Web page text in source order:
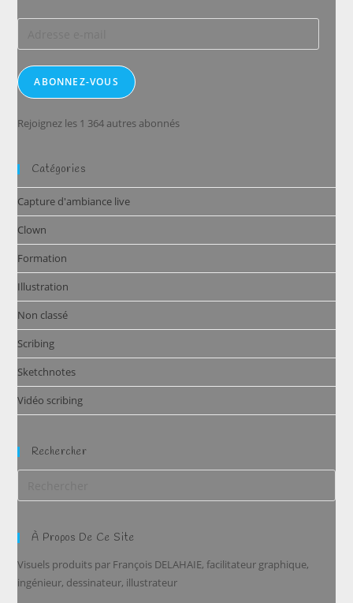
e-
mail
ABONNEZ-VOUS
Rejoignez les 1 364 autres abonnés
Catégories
Capture d'ambiance live
Clown
Formation
Illustration
Non classé
Scribing
Sketchnotes
Vidéo scribing
Rechercher
À Propos De Ce Site
Visuels produits par François DELAHAIE, facilitateur graphique,
ingénieur, dessinateur, illustrateur